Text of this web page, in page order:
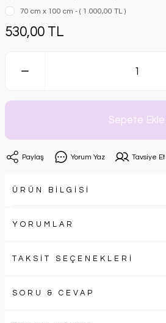
70 cm x 100 cm - ( 1.000,00 TL )
530,00 TL
Sepete Ekle
Paylaş Yorum Yaz Tavsiye Et
ÜRÜN BİLGİSİ
YORUMLAR
TAKSİT SEÇENEKLERİ
SORU & CEVAP